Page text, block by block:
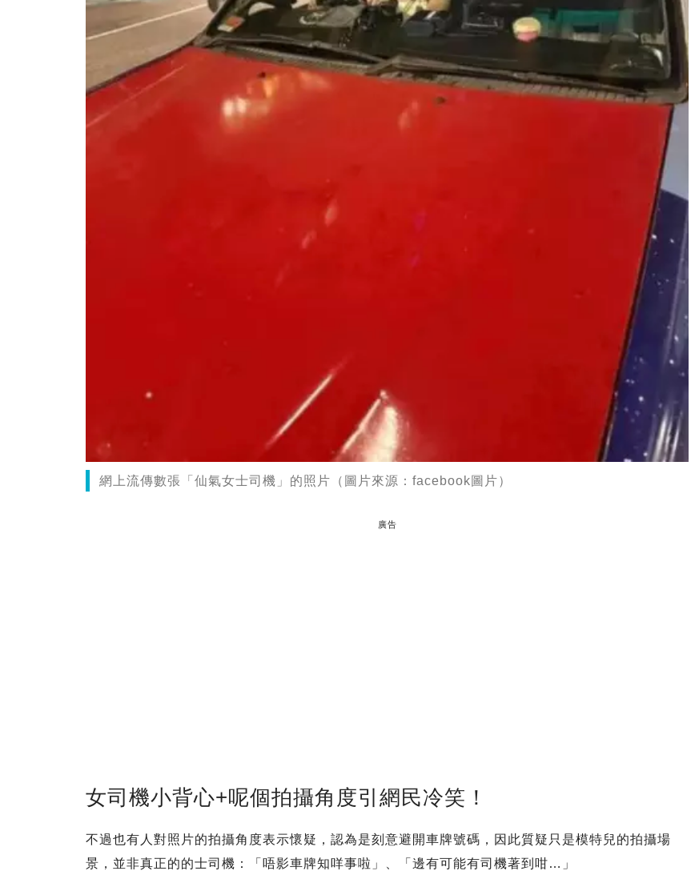
網上流傳數張「仙氣女士司機」的照片（圖片來源：facebook圖片）
廣告
女司機小背心+呢個拍攝角度引網民冷笑！
不過也有人對照片的拍攝角度表示懷疑，認為是刻意避開車牌號碼，因此質疑只是模特兒的拍攝場
景，並非真正的的士司機：「唔影車牌知咩事啦」、「邊有可能有司機著到咁…」